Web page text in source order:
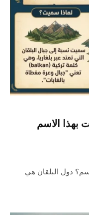
بهذا الاسم
دول البلقان هي